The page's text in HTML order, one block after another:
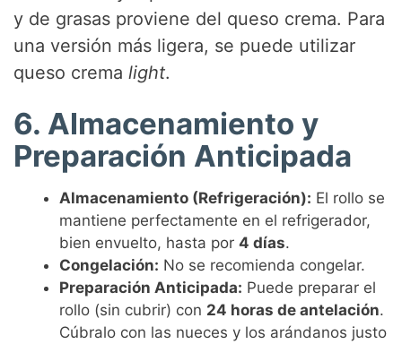
y de grasas proviene del queso crema. Para
una versión más ligera, se puede utilizar
queso cremalight.
6. Almacenamiento y
Preparación Anticipada
Almacenamiento (Refrigeración): El rollo se
mantiene perfectamente en el refrigerador,
bien envuelto, hasta por4 días.
Congelación: No se recomienda congelar.
Preparación Anticipada: Puede preparar el
rollo (sin cubrir) con 24 horas de antelación.
Cúbralo con las nueces y los arándanos justo